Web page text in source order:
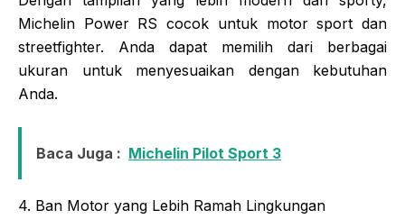
Michelin Power RS cocok untuk motor sport dan
streetfighter. Anda dapat memilih dari berbagai
ukuran untuk menyesuaikan dengan kebutuhan
Anda.
Baca Juga : Michelin Pilot Sport 3
4. Ban Motor yang Lebih Ramah Lingkungan